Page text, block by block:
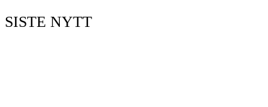
SISTE NYTT